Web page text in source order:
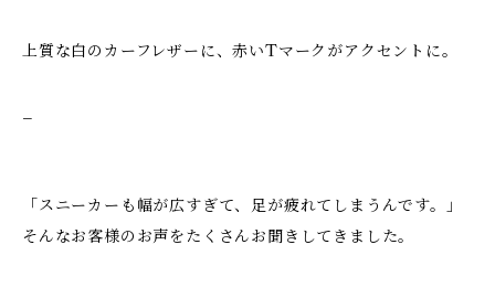
上質な白のカーフレザーに、赤いTマークがアクセントに。
「スニーカーも幅が広すぎて、足が疲れてしまうんです。」
そんなお客様のお声をたくさんお聞きしてきました。